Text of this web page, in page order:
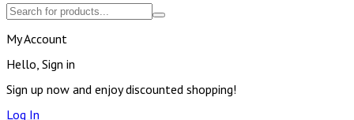
My Account
Hello, Sign in
Sign up now and enjoy discounted shopping!
Log In